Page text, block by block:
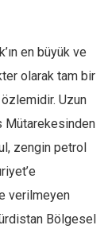
en büyük ve
olarak tam bir
özlemidir. Uzun
Mütarekesinden
zengin petrol
verilmeyen
Bölgesel